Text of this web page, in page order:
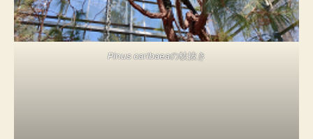
Pinus caribaeaの枝抜き